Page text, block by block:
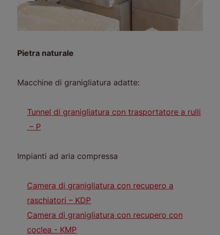
Pietra naturale
Macchine di granigliatura adatte:
Tunnel di granigliatura con trasportatore a rulli
– P
Impianti ad aria compressa
Camera di granigliatura con recupero a
raschiatori – KDP
Camera di granigliatura con recupero con
coclea - KMP